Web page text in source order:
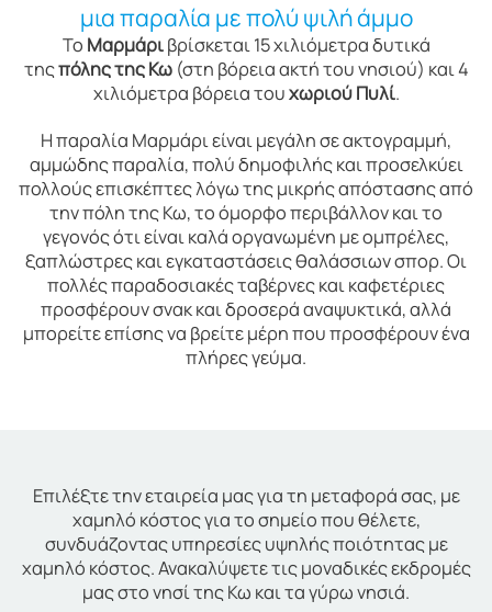
μια παραλία με πολύ ψιλή άμμο
Το Μαρμάριβρίσκεται 15 χιλιόμετρα δυτικά
τηςπόλης της Κω(στη βόρεια ακτή του νησιού) και 4
χιλιόμετρα βόρεια τουχωριού Πυλί.
Η παραλία Μαρμάρι είναι μεγάλη σε ακτογραμμή,
αμμώδης παραλία, πολύ δημοφιλής και προσελκύει
πολλούς επισκέπτες λόγω της μικρής απόστασης από
την πόλη της Κω, το όμορφο περιβάλλον και το
γεγονός ότι είναι καλά οργανωμένη με ομπρέλες,
ξαπλώστρες και εγκαταστάσεις θαλάσσιων σπορ. Οι
πολλές παραδοσιακές ταβέρνες και καφετέριες
προσφέρουν σνακ και δροσερά αναψυκτικά, αλλά
μπορείτε επίσης να βρείτε μέρη που προσφέρουν ένα
πλήρες γεύμα.
Επιλέξτε την εταιρεία μας για τη μεταφορά σας, με
χαμηλό κόστος για το σημείο που θέλετε,
συνδυάζοντας υπηρεσίες υψηλής ποιότητας με
χαμηλό κόστος. Ανακαλύψετε τις μοναδικές εκδρομές
μας στο νησί της Κω και τα γύρω νησιά.